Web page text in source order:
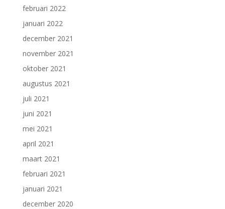
februari 2022
januari 2022
december 2021
november 2021
oktober 2021
augustus 2021
juli 2021
juni 2021
mei 2021
april 2021
maart 2021
februari 2021
januari 2021
december 2020